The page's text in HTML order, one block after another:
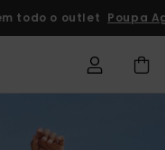
todo o outlet Poupa